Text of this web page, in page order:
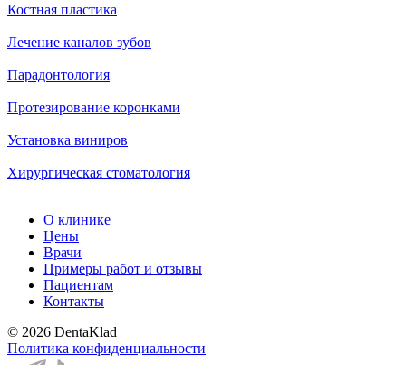
Костная пластика
Лечение каналов зубов
Парадонтология
Протезирование коронками
Установка виниров
Хирургическая стоматология
О клинике
Цены
Врачи
Примеры работ и отзывы
Пациентам
Контакты
© 2026 DentaKlad
Политика конфиденциальности